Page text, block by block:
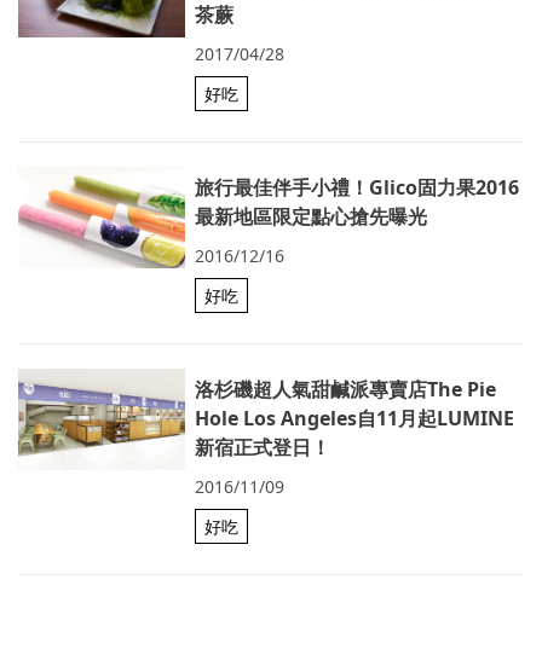
茶蕨
2017/04/28
好吃
旅行最佳伴手小禮！Glico固力果2016
最新地區限定點心搶先曝光
2016/12/16
好吃
洛杉磯超人氣甜鹹派專賣店The Pie
Hole Los Angeles自11月起LUMINE
新宿正式登日！
2016/11/09
好吃